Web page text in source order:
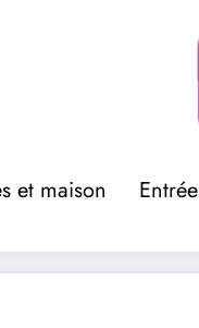
et maison